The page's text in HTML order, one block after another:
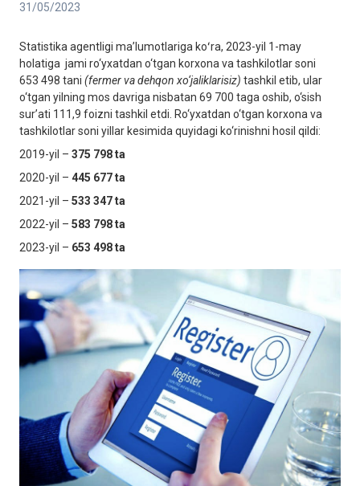
31/05/2023
Statistika agentligi maʼlumotlariga koʻra, 2023-yil 1-may
holatiga jami ro‘yxatdan o‘tgan korxona va tashkilotlar soni
653 498 tani (fermer va dehqon xo‘jaliklarisiz) tashkil etib, ular
o‘tgan yilning mos davriga nisbatan 69 700 taga oshib, o‘sish
sur’ati 111,9 foizni tashkil etdi. Ro‘yxatdan o‘tgan korxona va
tashkilotlar soni yillar kesimida quyidagi ko‘rinishni hosil qildi:
2019-yil – 375 798ta
2020-yil – 445 677ta
2021-yil – 533 347ta
2022-yil – 583 798ta
2023-yil – 653 498ta